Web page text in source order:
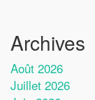
Archives
Août 2026
Juillet 2026